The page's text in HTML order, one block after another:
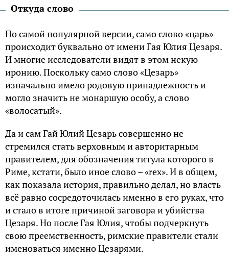
Откуда слово
По самой популярной версии, само слово «царь»
происходит буквально от имени Гая Юлия Цезаря.
И многие исследователи видят в этом некую
иронию. Поскольку само слово «Цезарь»
изначально имело родовую принадлежность и
могло значить не монаршую особу, а слово
«волосатый».
Да и сам Гай Юлий Цезарь совершенно не
стремился стать верховным и авторитарным
правителем, для обозначения титула которого в
Риме, кстати, было иное слово – «rex». И в общем,
как показала история, правильно делал, но власть
всё равно сосредоточилась именно в его руках, что
и стало в итоге причиной заговора и убийства
Цезаря. Но после Гая Юлия, чтобы подчеркнуть
свою преемственность, римские правители стали
именоваться именно Цезарями.